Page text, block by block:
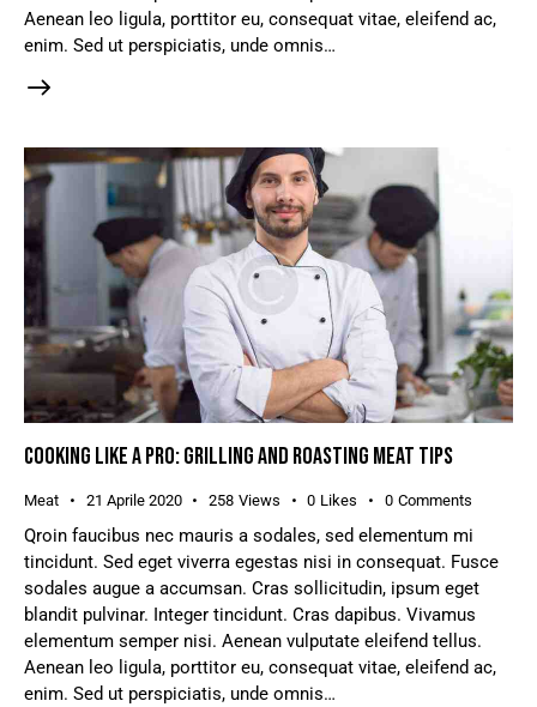
Aenean leo ligula, porttitor eu, consequat vitae, eleifend ac,
enim. Sed ut perspiciatis, unde omnis…
COOKING LIKE A PRO: GRILLING AND ROASTING MEAT TIPS
Meat 21 Aprile 2020 258 Views 0 Likes 0 Comments
Qroin faucibus nec mauris a sodales, sed elementum mi
tincidunt. Sed eget viverra egestas nisi in consequat. Fusce
sodales augue a accumsan. Cras sollicitudin, ipsum eget
blandit pulvinar. Integer tincidunt. Cras dapibus. Vivamus
elementum semper nisi. Aenean vulputate eleifend tellus.
Aenean leo ligula, porttitor eu, consequat vitae, eleifend ac,
enim. Sed ut perspiciatis, unde omnis…